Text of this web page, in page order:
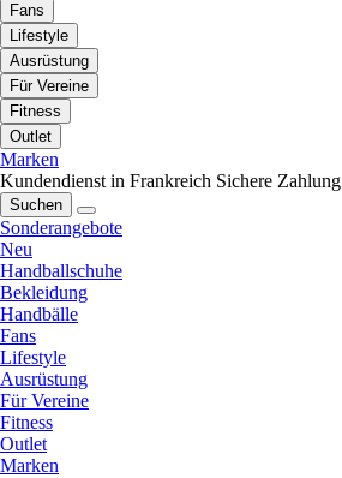
Fans
Lifestyle
Ausrüstung
Für Vereine
Fitness
Outlet
Marken
Kundendienst in Frankreich Sichere Zahlung
Suchen
Sonderangebote
Neu
Handballschuhe
Bekleidung
Handbälle
Fans
Lifestyle
Ausrüstung
Für Vereine
Fitness
Outlet
Marken